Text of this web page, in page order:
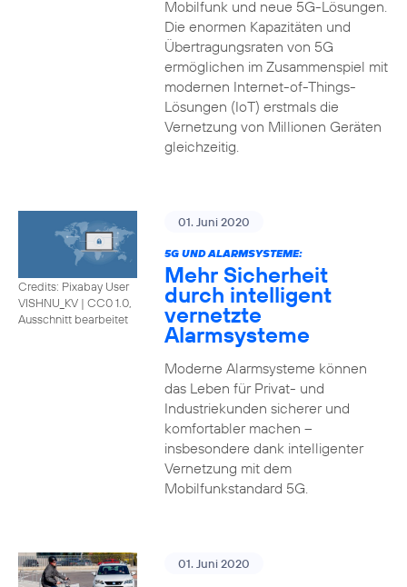
Mobilfunk und neue 5G-Lösungen.
Die enormen Kapazitäten und
Übertragungsraten von 5G
ermöglichen im Zusammenspiel mit
modernen Internet-of-Things-
Lösungen (IoT) erstmals die
Vernetzung von Millionen Geräten
gleichzeitig.
Credits: Pixabay User
VISHNU_KV | CC0 1.0,
Ausschnitt bearbeitet
01. Juni 2020
5G UND ALARMSYSTEME:
Mehr Sicherheit
durch intelligent
vernetzte
Alarmsysteme
Moderne Alarmsysteme können
das Leben für Privat- und
Industriekunden sicherer und
komfortabler machen –
insbesondere dank intelligenter
Vernetzung mit dem
Mobilfunkstandard 5G.
01. Juni 2020